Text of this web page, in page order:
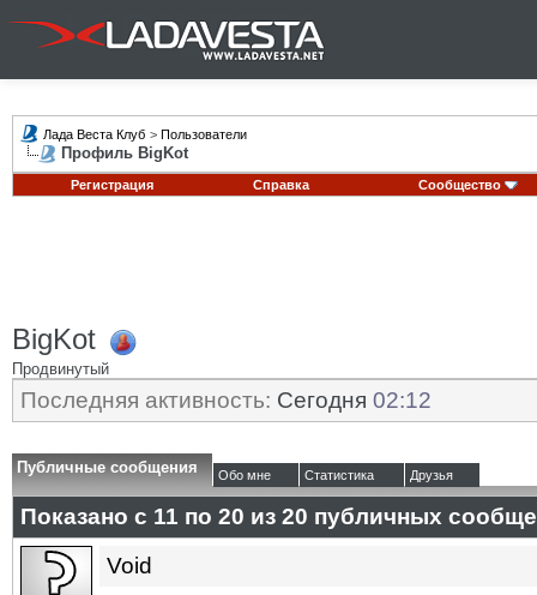
Лада Веста Клуб > Пользователи
Профиль BigKot
Регистрация Справка Сообщество
BigKot
Продвинутый
Последняя активность: Сегодня 02:12
Публичные сообщения Обо мне Статистика Друзья
Показано с 11 по 20 из 20 публичных
Void